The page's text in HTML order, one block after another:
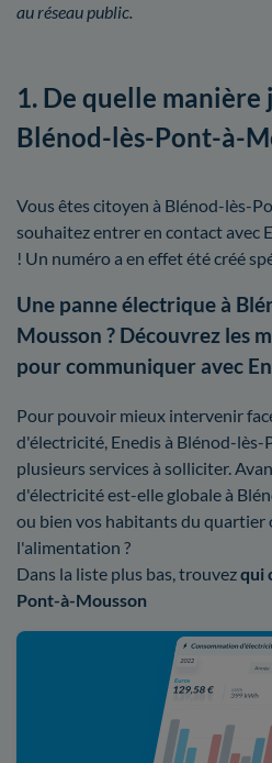
au réseau public.
1. De quelle manière
Blénod-lès-Pont-à-
Vous êtes citoyen à Blénod-lès-
souhaitez entrer en contact avec
! Un numéro a en effet été créé
Une panne électrique à
Mousson ? Découvrez les
pour communiquer avec
Pour pouvoir mieux intervenir
d'électricité, Enedis à Blénod-
plusieurs services à solliciter.
d'électricité est-elle globale à
ou bien vos habitants du quartier
l'alimentation ?
Dans la liste plus bas, trouvezqui
Pont-à-Mousson